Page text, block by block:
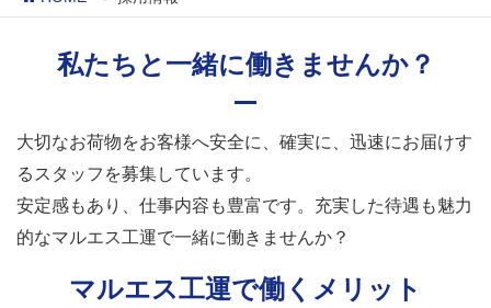
私たちと一緒に働きませんか？
大切なお荷物をお客様へ安全に、確実に、迅速にお届けす
るスタッフを募集しています。
安定感もあり、仕事内容も豊富です。充実した待遇も魅力
的なマルエス工運で一緒に働きませんか？
マルエス工運で働く メリット